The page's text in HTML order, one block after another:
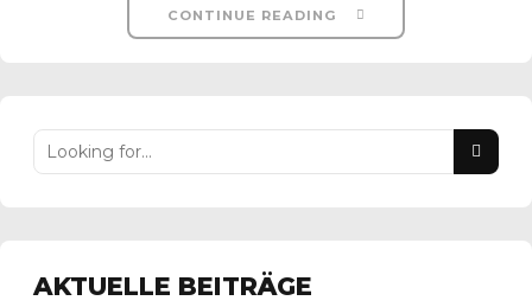
CONTINUE READING
AKTUELLE BEITRÄGE